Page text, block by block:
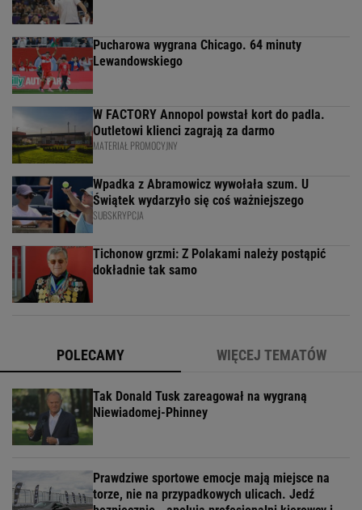
Pucharowa wygrana Chicago. 64 minuty
Lewandowskiego
W FACTORY Annopol powstał kort do padla.
Outletowi klienci zagrają za darmo
MATERIAŁ PROMOCYJNY
Wpadka z Abramowicz wywołała szum. U
Świątek wydarzyło się coś ważniejszego
SUBSKRYPCJA
Tichonow grzmi: Z Polakami należy postąpić
dokładnie tak samo
POLECAMY WIĘCEJ TEMATÓW
Tak Donald Tusk zareagował na wygraną
Niewiadomej-Phinney
Prawdziwe sportowe emocje mają miejsce na
torze, nie na przypadkowych ulicach. Jedź